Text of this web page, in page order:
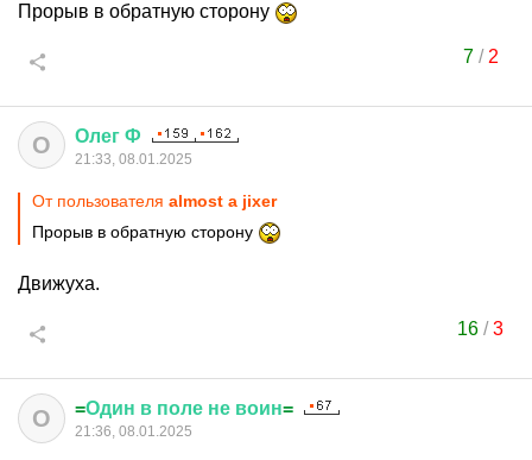
Прорыв в обратную сторону
7/ 2
О Олег Ф
21:33, 08.01.2025
От пользователя almost a jixer
Прорыв в обратную сторону
Движуха.
16 /3
О =Один в поле не воин=
21:36, 08.01.2025